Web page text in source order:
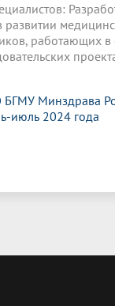
работающих
Минздрава
июль 2024 года